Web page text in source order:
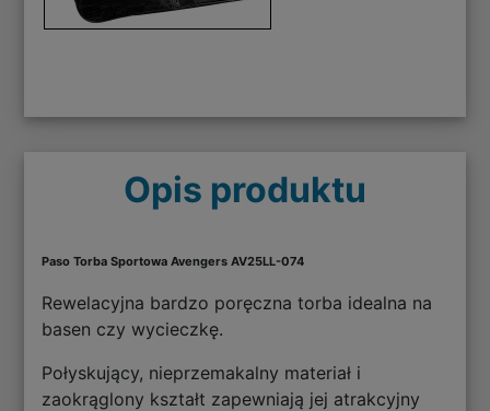
Opis produktu
Paso Torba Sportowa Avengers AV25LL-074
Rewelacyjna bardzo poręczna torba idealna na
basen czy wycieczkę.
Połyskujący, nieprzemakalny materiał i
zaokrąglony kształt zapewniają jej atrakcyjny